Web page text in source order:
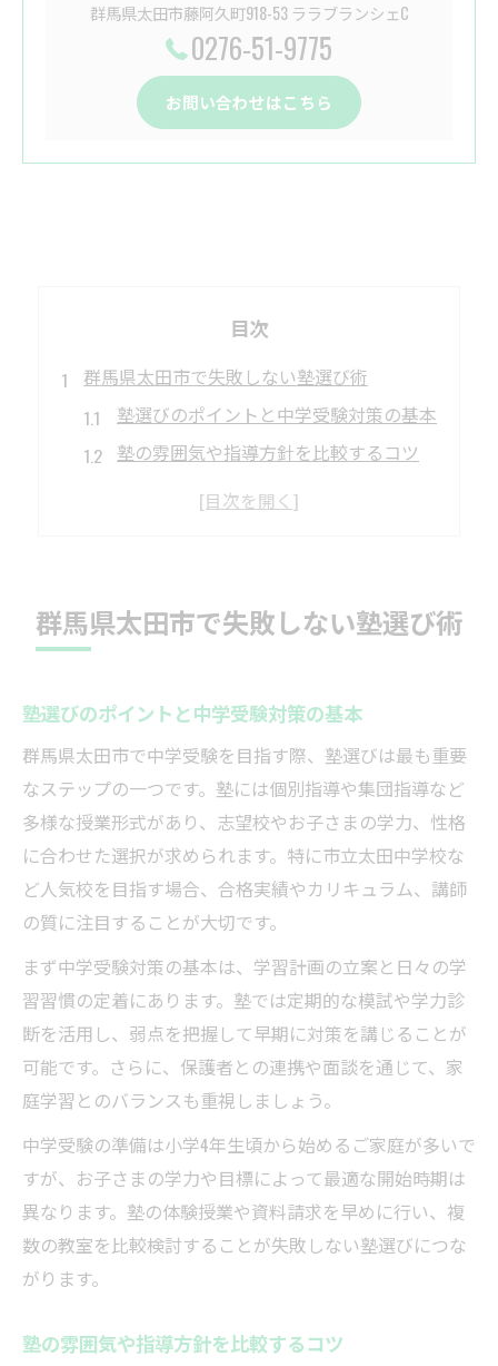
群馬県太田市藤阿久町918-53 ララブランシェC
0276-51-9775
お問い合わせはこちら
目次
群馬県太田市で失敗しない塾選び術
塾選びのポイントと中学受験対策の基本
塾の雰囲気や指導方針を比較するコツ
塾選びで失敗しないための注意点解説
中学受験準備に理想的な塾活用法
塾を活用した中学受験準備の進め方
塾の教材を最大限に活かす学習術
塾利用時に役立つ勉強サポートの工夫
塾の授業内容を家庭学習に生かすコツ
塾通い開始の最適タイミングを解説
中学受験で塾通いを始める最適な時期
塾開始タイミングの判断基準を知る
塾開始時期で受験結果に差が出る理由
塾をいつ始めるか迷った時の考え方
太田市で見極める良質な塾の特徴とは
良質な塾の特徴と見分け方を徹底解説
塾選びで注目すべき指導体制の違い
塾の学習環境とサポート体制の重要性
塾の合格実績が示す信頼度の見極め方
塾の説明会や見学で確認すべきポイント
学力アップにつながる学習計画の立て方
群馬県太田市で失敗しない塾選び術
塾選びのポイントと中学受験対策の基本
群馬県太田市で中学受験を目指す際、塾選びは最も重要
なステップの一つです。塾には個別指導や集団指導など
多様な授業形式があり、志望校やお子さまの学力、性格
に合わせた選択が求められます。特に市立太田中学校な
ど人気校を目指す場合、合格実績やカリキュラム、講師
の質に注目することが大切です。
まず中学受験対策の基本は、学習計画の立案と日々の学
習習慣の定着にあります。塾では定期的な模試や学力診
断を活用し、弱点を把握して早期に対策を講じることが
可能です。さらに、保護者との連携や面談を通じて、家
庭学習とのバランスも重視しましょう。
中学受験の準備は小学4年生頃から始めるご家庭が多いで
すが、お子さまの学力や目標によって最適な開始時期は
異なります。塾の体験授業や資料請求を早めに行い、複
数の教室を比較検討することが失敗しない塾選びにつな
がります。
塾の雰囲気や指導方針を比較するコツ